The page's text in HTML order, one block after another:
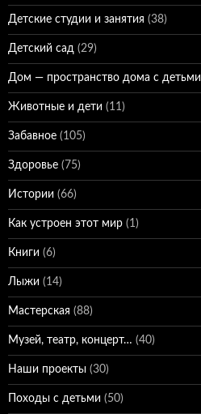
Детские студии и занятия (38)
Детский сад (29)
Дом — пространство дома с детьми
Животные и дети (11)
Забавное (105)
Здоровье (75)
Истории (66)
Как устроен этот мир (1)
Книги (6)
Лыжи (14)
Мастерская (88)
Музей, театр, концерт… (40)
Наши проекты (30)
Походы с детьми (50)